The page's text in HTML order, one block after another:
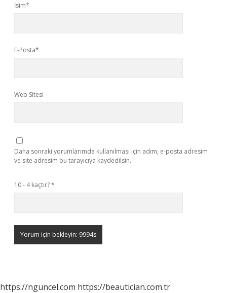
İsim*
E-Posta*
Web Sitesi
Daha sonraki yorumlarımda kullanılması için adım, e-posta adresim
ve site adresim bu tarayıcıya kaydedilsin.
10 - 4 kaçtır?*
https://nguncel.com https://beautician.com.tr